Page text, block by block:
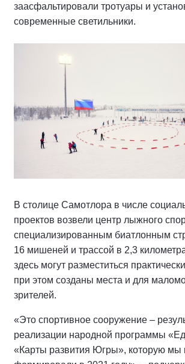
заасфальтировали тротуары и
современные светильники.
В столице Самотлора в числе
проектов возвели центр лыжного
специализированным биатлонным
16 мишеней и трассой в 2,3
здесь могут разместиться
при этом созданы места и для
зрителей.
«Это спортивное сооружение –
реализации народной программы
«Карты развития Югры», которую мы